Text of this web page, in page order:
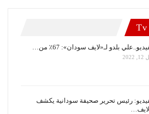
بلدو لـ«لايف سودان»: 67٪ من…
رئيس تحرير صحيفة سودانية يكشف